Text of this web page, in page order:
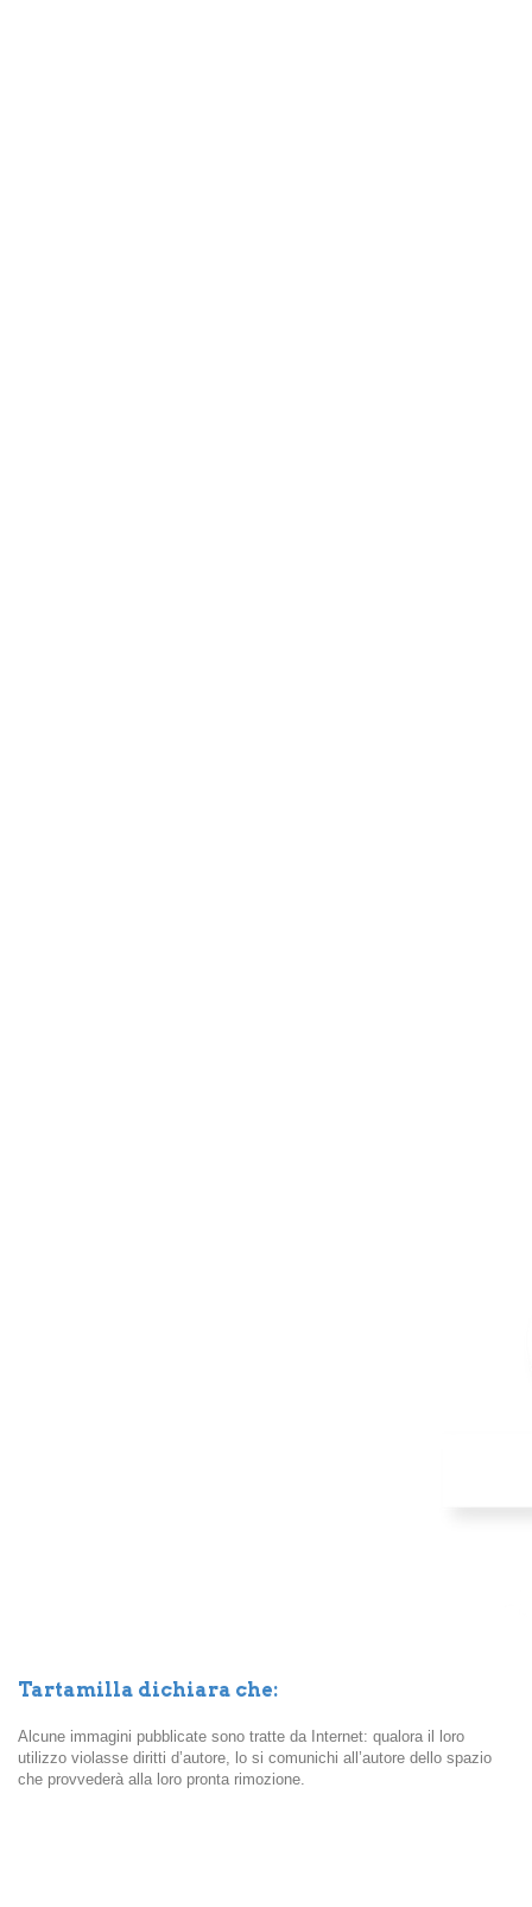
Tartamilla dichiara che:
Alcune immagini pubblicate sono tratte da Internet: qualora il loro
utilizzo violasse diritti d’autore, lo si comunichi all’autore dello spazio
che provvederà alla loro pronta rimozione.